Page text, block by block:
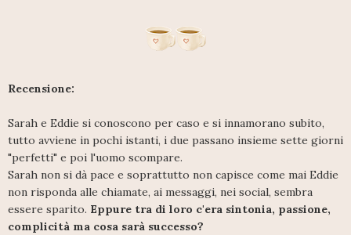
Recensione:
Sarah e Eddie si conoscono per caso e si innamorano subito,
tutto avviene in pochi istanti, i due passano insieme sette giorni
"perfetti" e poi l'uomo scompare.
Sarah non si dà pace e soprattutto non capisce come mai Eddie
non risponda alle chiamate, ai messaggi, nei social, sembra
essere sparito. Eppure tra di loro c'era sintonia, passione,
complicità ma cosa sarà successo?